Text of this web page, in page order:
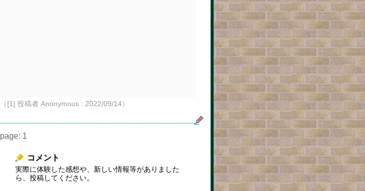
（[1] 投稿者 Anonymous : 2022/09/14）
page: 1
コメント
実際に体験した感想や、新しい情報等がありました
ら、投稿してください。